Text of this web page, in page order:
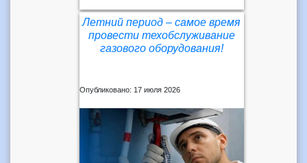
Летний период – самое время
провести техобслуживание
газового оборудования!
Опубликовано: 17 июля 2026